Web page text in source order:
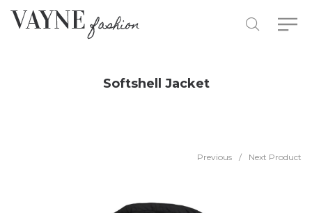
Softshell Jacket
Previous / Next Product